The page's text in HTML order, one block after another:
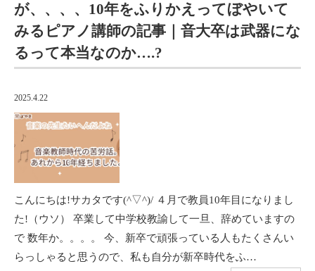
が、、、、10年をふりかえってぼやいて
みるピアノ講師の記事｜音大卒は武器にな
るって本当なのか….?
2025.4.22
こんにちは!サカタです(^▽^)/ ４月で教員10年目になりまし
た!（ウソ） 卒業して中学校教諭して一旦、辞めていますの
で 数年か。。。。 今、新卒で頑張っている人もたくさんい
らっしゃると思うので、私も自分が新卒時代をふ…